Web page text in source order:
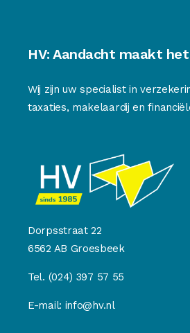
HV: Aandacht maakt
Wij zijn uw specialist in
taxaties, makelaardij en
Dorpsstraat 22
6562 AB Groesbeek
Tel. (024) 397 57 55
E-mail: info@hv.nl